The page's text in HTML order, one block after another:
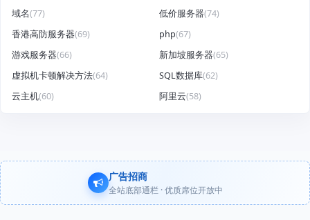
域名(77) 低价服务器(74)
香港高防服务器(69) php(67)
游戏服务器(66) 新加坡服务器(65)
虚拟机卡顿解决方法(64) SQL数据库(62)
云主机(60) 阿里云(58)
广告招商
全站底部通栏 · 优质席位开放中